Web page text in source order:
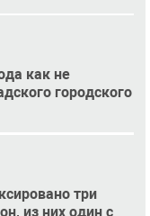
как не
городского
три
из них один с